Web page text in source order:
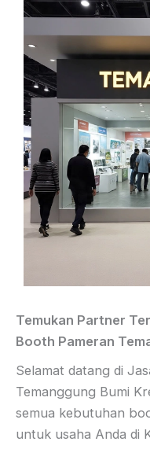
Temukan Partner
Booth Pameran
Selamat datang di
Temanggung Bumi
semua kebutuhan
untuk usaha Anda di